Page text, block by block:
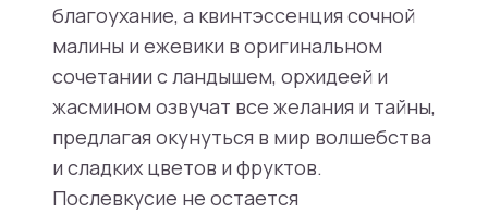
благоухание, а квинтэссенция сочной
малины и ежевики в оригинальном
сочетании с ландышем, орхидеей и
жасмином озвучат все желания и тайны,
предлагая окунуться в мир волшебства
и сладких цветов и фруктов.
Послевкусие не остается